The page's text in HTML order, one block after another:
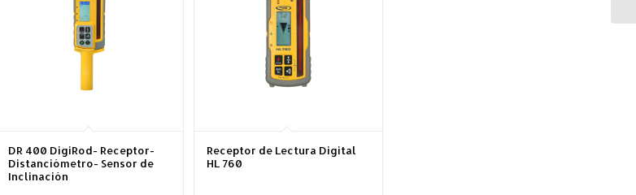
DR 400 DigiRod- Receptor-
Distanciómetro- Sensor de
Inclinación
Receptor de Lectura Digital
HL 760